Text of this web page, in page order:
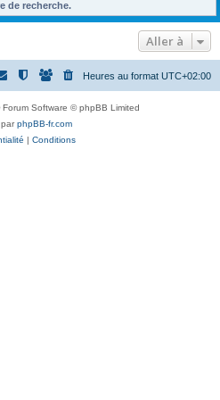
de recherche.
Aller à
Heures au format UTC+02:00
Forum Software © phpBB Limited
parphpBB-fr.com
| Conditions